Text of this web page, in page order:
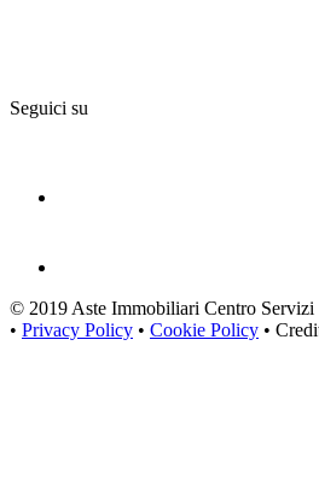
Seguici su
© 2019 Aste Immobiliari Centro Servizi
• Privacy Policy • Cookie Policy •